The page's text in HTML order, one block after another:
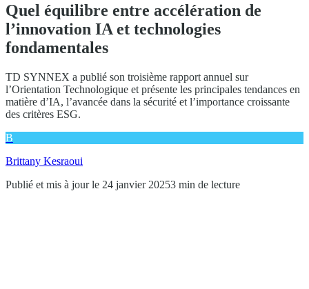
Quel équilibre entre accélération de
l’innovation IA et technologies
fondamentales
TD SYNNEX a publié son troisième rapport annuel sur
l’Orientation Technologique et présente les principales tendances en
matière d’IA, l’avancée dans la sécurité et l’importance croissante
des critères ESG.
B
Brittany Kesraoui
Publié et mis à jour le 24 janvier 20253 min de lecture